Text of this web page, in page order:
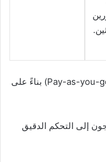
يعتمد التسعير على الاستخدام (Pay-as-you-go) بناءً على
إلى التحكم الدقيق